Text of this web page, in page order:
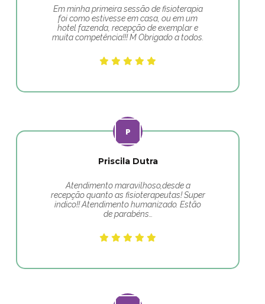
Em minha primeira sessão de fisioterapia
foi como estivesse em casa, ou em um
hotel fazenda, recepção de exemplar e
muita competência!!! M Obrigado a todos.
Priscila Dutra
Atendimento maravilhoso,desde a
recepção quanto as fisioterapeutas! Super
indico!! Atendimento humanizado. Estão
de parabéns…